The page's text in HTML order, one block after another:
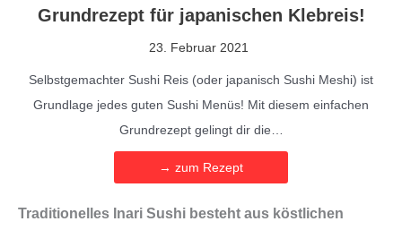
Grundrezept für japanischen Klebreis!
23. Februar 2021
Selbstgemachter Sushi Reis (oder japanisch Sushi Meshi) ist
Grundlage jedes guten Sushi Menüs! Mit diesem einfachen
Grundrezept gelingt dir die…
→ zum Rezept
Traditionelles Inari Sushi besteht aus köstlichen